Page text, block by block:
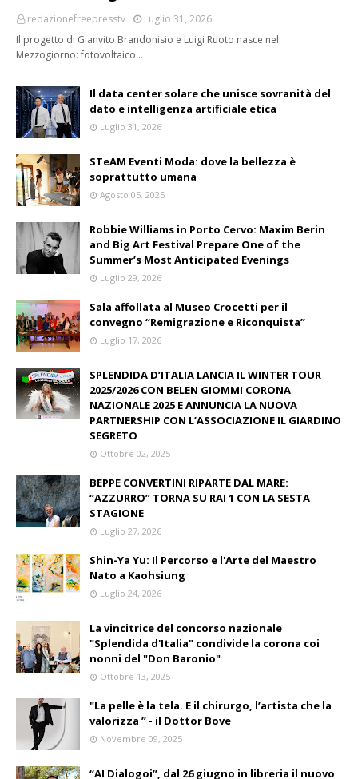
redazionefreepresstv
Luglio 31, 2026
Il progetto di Gianvito Brandonisio e Luigi Ruoto nasce nel
Mezzogiorno: fotovoltaico…
Il data center solare che unisce sovranità del
dato e intelligenza artificiale etica
Luglio 31, 2026
STeAM Eventi Moda: dove la bellezza è
soprattutto umana
Agosto 05, 2025
Robbie Williams in Porto Cervo: Maxim Berin
and Big Art Festival Prepare One of the
Summer’s Most Anticipated Evenings
Luglio 29, 2026
Sala affollata al Museo Crocetti per il
convegno “Remigrazione e Riconquista”
Luglio 17, 2026
SPLENDIDA D’ITALIA LANCIA IL WINTER TOUR
2025/2026 CON BELEN GIOMMI CORONA
NAZIONALE 2025 E ANNUNCIA LA NUOVA
PARTNERSHIP CON L’ASSOCIAZIONE IL GIARDINO
SEGRETO
Ottobre 02, 2025
BEPPE CONVERTINI RIPARTE DAL MARE:
“AZZURRO” TORNA SU RAI 1 CON LA SESTA
STAGIONE
Luglio 27, 2026
Shin-Ya Yu: Il Percorso e l'Arte del Maestro
Nato a Kaohsiung
Luglio 24, 2026
La vincitrice del concorso nazionale
"Splendida d'Italia" condivide la corona coi
nonni del "Don Baronio"
Ottobre 13, 2025
"La pelle è la tela. E il chirurgo, l’artista che la
valorizza ” - il Dottor Bove
Novembre 09, 2025
“AI Dialogoi”, dal 26 giugno in libreria il nuovo